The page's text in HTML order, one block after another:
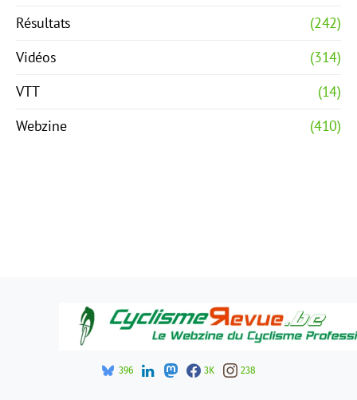
Résultats
(242)
Vidéos
(314)
VTT
(14)
Webzine
(410)
396 3K 238